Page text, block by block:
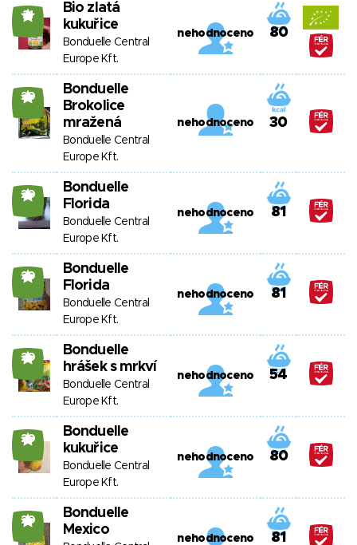
21
Bio zlatá
kukuřice
Bonduelle Central
Europe Kft.
nehodnoceno 80
20
Bonduelle
Brokolice
mražená
Bonduelle Central
Europe Kft.
nehodnoceno 30
20
Bonduelle
Florida
Bonduelle Central
Europe Kft.
nehodnoceno 81
20
Bonduelle
Florida
Bonduelle Central
Europe Kft.
nehodnoceno 81
20
Bonduelle
hrášek s mrkví
Bonduelle Central
Europe Kft.
nehodnoceno 54
20
Bonduelle
kukuřice
Bonduelle Central
Europe Kft.
nehodnoceno 80
20
Bonduelle
Mexico
nehodnoceno 81